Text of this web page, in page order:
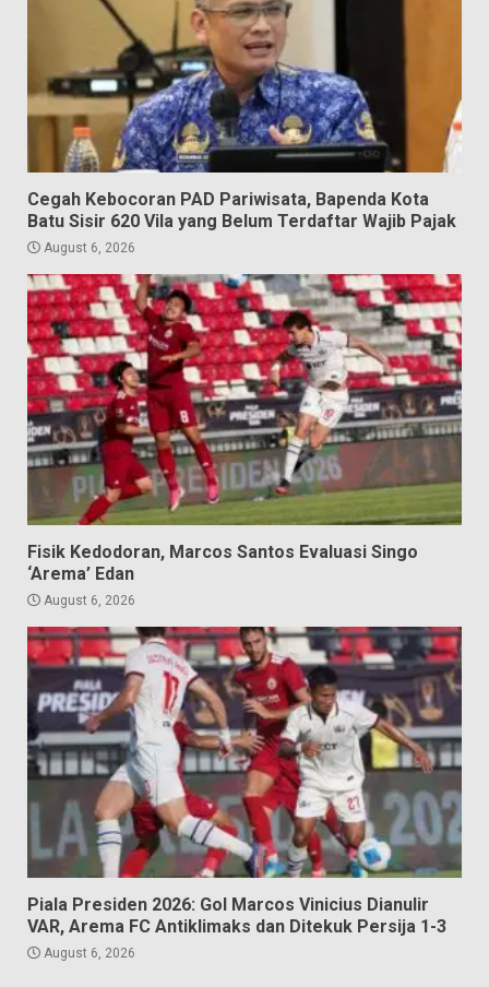
Cegah Kebocoran PAD Pariwisata, Bapenda Kota
Batu Sisir 620 Vila yang Belum Terdaftar Wajib Pajak
August 6, 2026
Fisik Kedodoran, Marcos Santos Evaluasi Singo
‘Arema’ Edan
August 6, 2026
Piala Presiden 2026: Gol Marcos Vinicius Dianulir
VAR, Arema FC Antiklimaks dan Ditekuk Persija 1-3
August 6, 2026